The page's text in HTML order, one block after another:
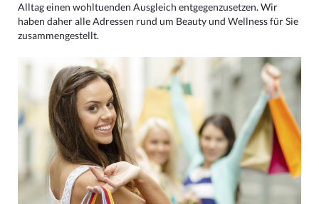
Alltag einen wohltuenden Ausgleich entgegenzusetzen. Wir
haben daher alle Adressen rund um Beauty und Wellness für Sie
zusammengestellt.